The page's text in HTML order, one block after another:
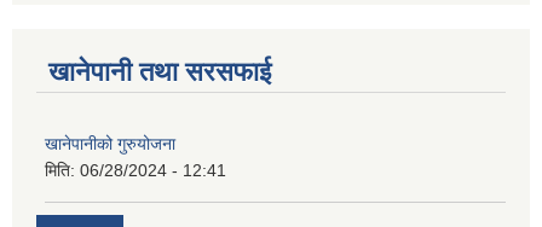
खानेपानी तथा सरसफाई
खानेपानीको गुरुयोजना
मिति: 06/28/2024 - 12:41